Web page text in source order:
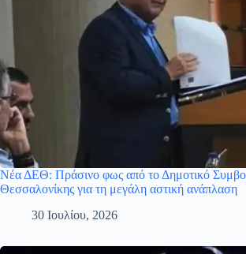
Νέα ΔΕΘ: Πράσινο φως από το Δημοτικό
Θεσσαλονίκης για τη μεγάλη αστική ανάπλαση
30 Ιουλίου, 2026